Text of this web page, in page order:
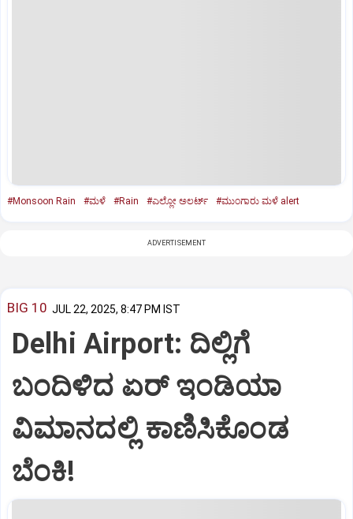
#Monsoon Rain #ಮಳೆ #Rain #ಎಲ್ಲೋ ಅಲರ್ಟ್‌ #ಮುಂಗಾರು ಮಳೆ alert
ADVERTISEMENT
BIG 10 JUL 22, 2025, 8:47 PM IST
Delhi Airport: ದಿಲ್ಲಿಗೆ
ಬಂದಿಳಿದ ಏರ್‌ ಇಂಡಿಯಾ
ವಿಮಾನದಲ್ಲಿ ಕಾಣಿಸಿಕೊಂಡ
ಬೆಂಕಿ!